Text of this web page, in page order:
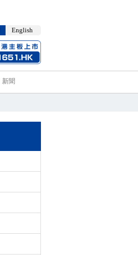
English
新聞